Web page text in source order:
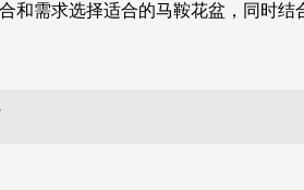
和需求选择适合的马鞍花盆，同时